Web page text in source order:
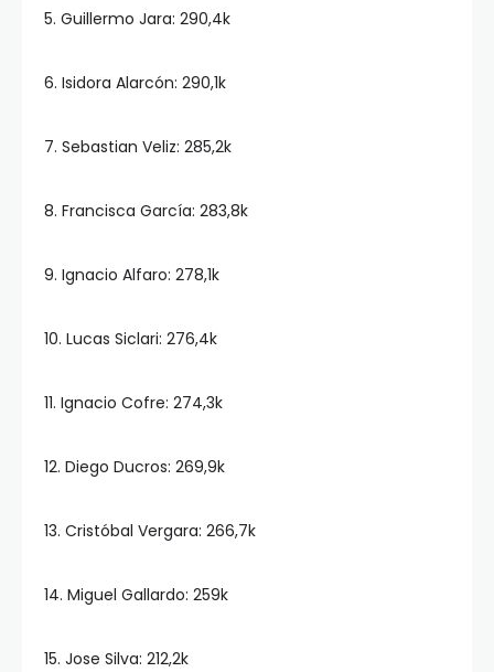
5. ⁠Guillermo Jara: 290,4k
6. ⁠Isidora Alarcón: 290,1k
7. ⁠Sebastian Veliz: 285,2k
8. Francisca García: 283,8k
9. Ignacio Alfaro: 278,1k
10. Lucas Siclari: 276,4k
11. ⁠Ignacio Cofre: 274,3k
12. ⁠Diego Ducros: 269,9k
13. Cristóbal Vergara: 266,7k
14. Miguel Gallardo: 259k
15. Jose Silva: 212,2k